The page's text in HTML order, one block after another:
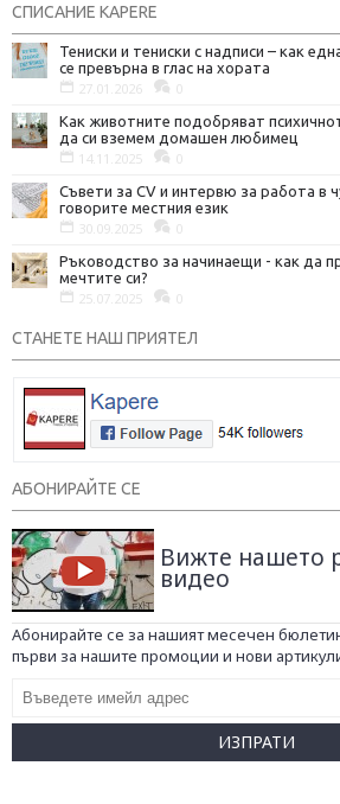
СПИСАНИЕ KAPERE
Тениски и тениски с надписи – как
се превърна в глас на хората
27.01.2026 0
Как животните подобряват
да си вземем домашен любимец
14.11.2025 0
Съвети за CV и интервю за работа в
говорите местния език
30.09.2025 0
Ръководство за начинаещи - как да
мечтите си?
25.07.2025 0
СТАНЕТЕ НАШ ПРИЯТЕЛ
АБОНИРАЙТЕ СЕ
Вижте нашето
видео
Абонирайте се за нашият месечен
първи за нашите промоции и нови
ИЗПРАТИ